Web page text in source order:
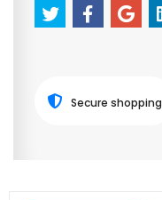
Secure shopping